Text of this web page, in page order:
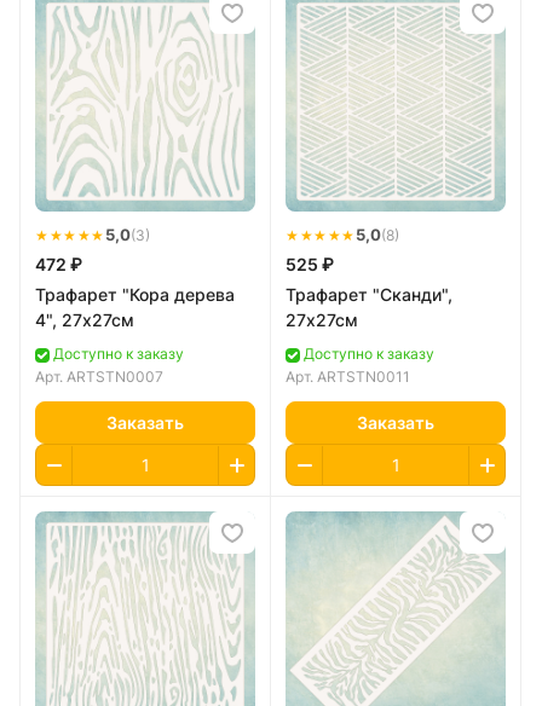
★★★★★ 5,0(3)
472 ₽
Трафарет "Кора дерева
4", 27х27см
Доступно к заказу
Арт. ARTSTN0007
Заказать
★★★★★ 5,0(8)
525 ₽
Трафарет "Сканди",
27х27см
Доступно к заказу
Арт. ARTSTN0011
Заказать